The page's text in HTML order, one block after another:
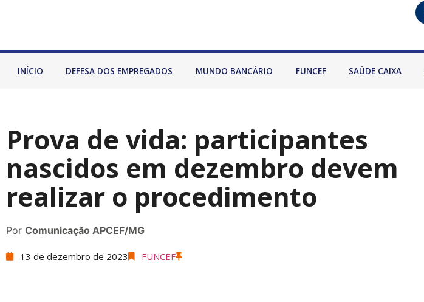
INÍCIO DEFESA DOS EMPREGADOS MUNDO BANCÁRIO FUNCEF SAÚDE CAIXA
Prova de vida: participantes
nascidos em dezembro devem
realizar o procedimento
Por Comunicação APCEF/MG
13 de dezembro de 2023 FUNCEF